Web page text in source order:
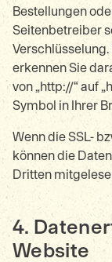
Bestellungen
Seitenbetreiber
erkennen Sie
von „http://“ auf
Symbol in Ihrer
Wenn die SSL-
können die
Dritten
4.
Website